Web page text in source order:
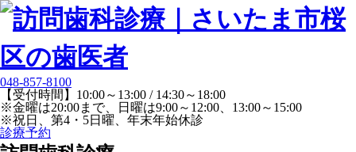
048-857-8100
【受付時間】10:00～13:00 / 14:30～18:00
※金曜は20:00まで、日曜は9:00～12:00、13:00～15:00
※祝日、第4・5日曜、年末年始休診
診療予約